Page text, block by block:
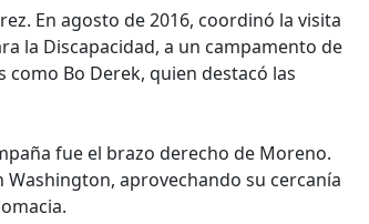
En agosto de 2016, coordinó la visita
la Discapacidad, a un campamento de
Bo Derek, quien destacó las
fue el brazo derecho de Moreno.
aprovechando su cercanía